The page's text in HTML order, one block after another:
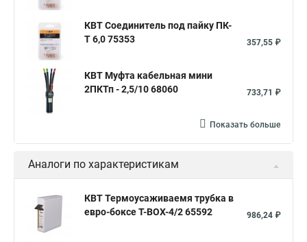
КВТ Соединитель под пайку ПК-
Т 6,0 75353
357,55 ₽
КВТ Муфта кабельная мини
2ПКТп - 2,5/10 68060
733,71 ₽
Показать больше
Аналоги по характеристикам
КВТ Термоусаживаемя трубка в
евро-боксе Т-BOX-4/2 65592
986,24 ₽